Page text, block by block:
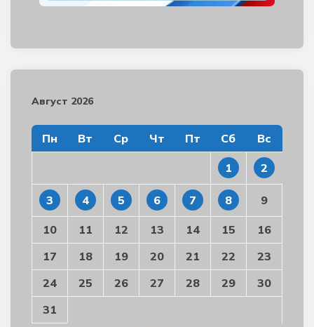
Август 2026
Пн Вт Ср Чт Пт Сб Вс
1 2
3 4 5 6 7 8 9
10 11 12 13 14 15
16
17
18 19 20 21 22
23
24
25 26 27 28 29
30
31